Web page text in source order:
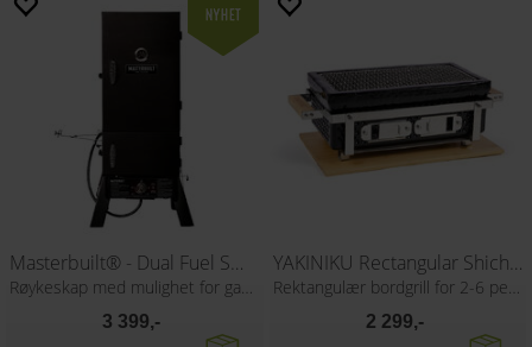
Masterbuilt® - Dual Fuel Smoker
Røykeskap med mulighet for gass og kull
3 399,-
YAKINIKU Rectangular Shichirin
Rektangulær bordgrill for 2-6 personer
2 299,-